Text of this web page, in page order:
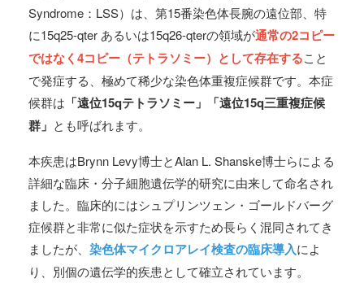
Syndrome：LSS）は、第15番染色体長腕の遠位部、特
に15q25-qter あるいは15q26-qterの領域が通常の2コピー
ではなく4コピー（テトラソミー）として存在すること
で発症する、極めて稀少な染色体重複症候群です。本症
候群は 「遠位15qテトラソミー」「遠位15q三重複症候
群」 とも呼ばれます。
本疾患はBrynn Levy博士とAlan L. Shanske博士らによる
詳細な臨床・分子細胞遺伝学的研究に由来して命名され
ました。臨床的にはシュプリンツェン・ゴールドバーグ
症候群と非常に似た症状を示すため長らく混同されてき
ましたが、 染色体マイクロアレイ検査の臨床導入によ
り、別個の遺伝学的疾患として確立されています。